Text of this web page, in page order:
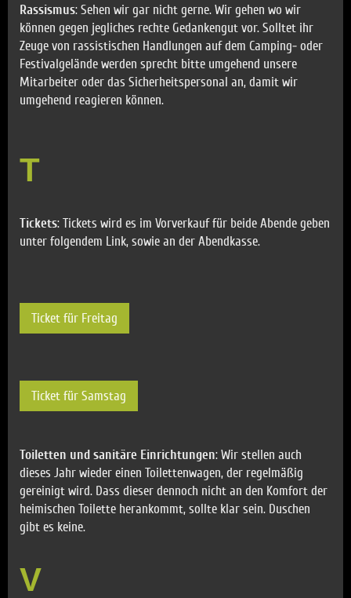
Rassismus: Sehen wir gar nicht gerne. Wir gehen wo wir
können gegen jegliches rechte Gedankengut vor. Solltet ihr
Zeuge von rassistischen Handlungen auf dem Camping- oder
Festivalgelände werden sprecht bitte umgehend unsere
Mitarbeiter oder das Sicherheitspersonal an, damit wir
umgehend reagieren können.
T
Tickets: Tickets wird es im Vorverkauf für beide Abende geben
unter folgendem Link, sowie an der Abendkasse.
Ticket für Freitag
Ticket für Samstag
Toiletten und sanitäre Einrichtungen: Wir stellen auch
dieses Jahr wieder einen Toilettenwagen, der regelmäßig
gereinigt wird. Dass dieser dennoch nicht an den Komfort der
heimischen Toilette herankommt, sollte klar sein. Duschen
gibt es keine.
V